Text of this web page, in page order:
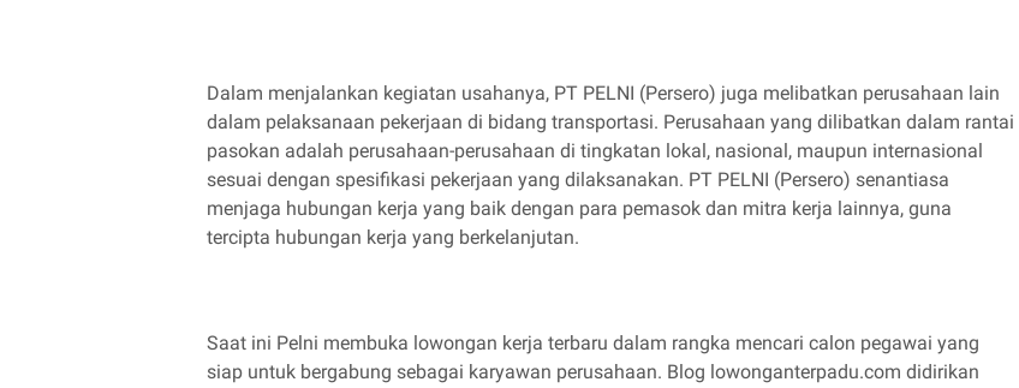
Dalam menjalankan kegiatan usahanya, PT PELNI (Persero) juga melibatkan perusahaan lain
dalam pelaksanaan pekerjaan di bidang transportasi. Perusahaan yang dilibatkan dalam rantai
pasokan adalah perusahaan-perusahaan di tingkatan lokal, nasional, maupun internasional
sesuai dengan spesifikasi pekerjaan yang dilaksanakan. PT PELNI (Persero) senantiasa
menjaga hubungan kerja yang baik dengan para pemasok dan mitra kerja lainnya, guna
tercipta hubungan kerja yang berkelanjutan.
Saat ini Pelni membuka lowongan kerja terbaru dalam rangka mencari calon pegawai yang
siap untuk bergabung sebagai karyawan perusahaan. Blog lowonganterpadu.com didirikan